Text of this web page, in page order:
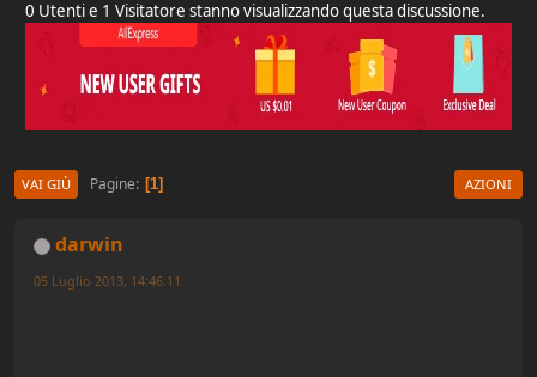
0 Utenti e 1 Visitatore stanno visualizzando questa discussione.
VAI GIÙ Pagine 1 AZIONI
darwin
05 Luglio 2013, 14:46:11